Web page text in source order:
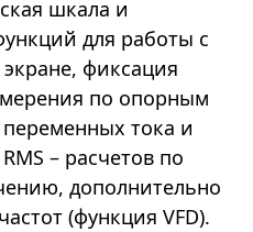
шкала и
для работы с
фиксация
по опорным
тока и
– расчетов по
дополнительно
(функция VFD).